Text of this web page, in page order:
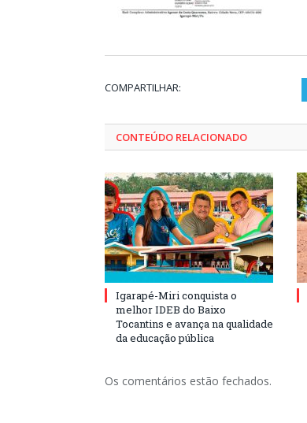
COMPARTILHAR:
CONTEÚDO RELACIONADO
Igarapé-Miri conquista o
melhor IDEB do Baixo
Tocantins e avança na qualidade
da educação pública
Os comentários estão fechados.